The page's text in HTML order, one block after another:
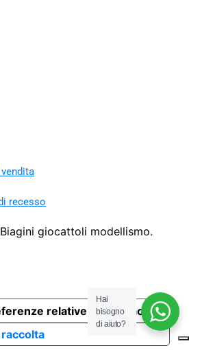
recesso
Biagini giocattoli modellismo.
Hai
bisogno
di aiuto?
relative alla privacy